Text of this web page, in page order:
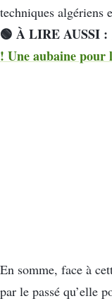
techniques algériens
🟢 À LIRE AUSSI :
! Une aubaine pour
En somme, face à
par le passé qu’elle